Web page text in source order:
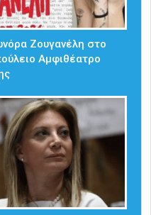
Ζουγανέλη στο
Αμφιθέατρο